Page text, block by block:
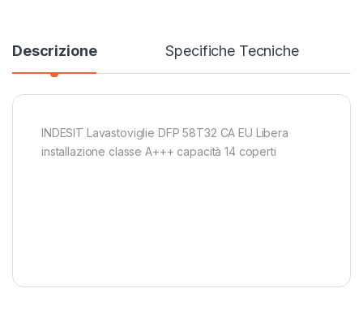
Descrizione Specifiche Tecniche
INDESIT Lavastoviglie DFP 58T32 CA EU Libera
installazione classe A+++ capacità 14 coperti